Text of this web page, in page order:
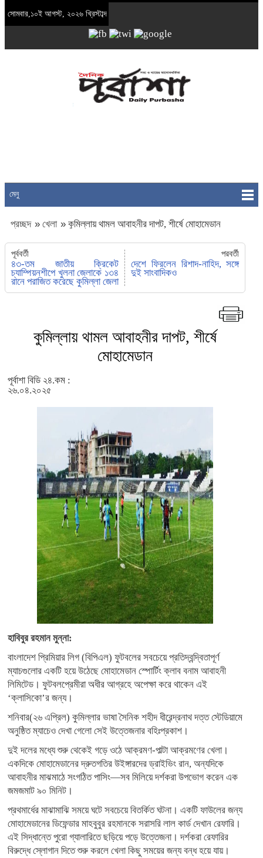
সোমবার,১০ই আগস্ট, ২০২৬ খ্রিস্টাব্দ
মেনু
প্রচ্ছদ » খেলা » কুমিল্লায় থামল আবাহনীর দাপট, শীর্ষে মোহামেডান
পূর্ববর্তী
৪৩-তম জাতীয় ক্রিকেট
চ্যাম্পিয়নশীপে খুলনা জেলাকে ১৩৪
রানে পরাজিত করেছে কুমিল্লা জেলা
পরবর্তী
দেশে ফিরলেন রিশাদ-নাহিদ, সঙ্গে
দুই সাংবাদিকও
কুমিল্লায় থামল আবাহনীর দাপট, শীর্ষে
মোহামেডান
পূর্বাশা বিডি ২৪.কম :
২৬.০৪.২০২৫
হাবিবুর রহমান মুন্না:
বাংলাদেশ প্রিমিয়ার লিগ (বিপিএল) ফুটবলের সবচেয়ে প্রতিদ্বন্দ্বিতাপূর্ণ
ম্যাচগুলোর একটি হয়ে উঠেছে মোহামেডান স্পোর্টিং ক্লাব বনাম আবাহনী
লিমিটেড। ফুটবলপ্রেমীরা অধীর আগ্রহে অপেক্ষা করে থাকেন এই
‘ক্লাসিকো’র জন্য।
শনিবার(২৬ এপ্রিল) কুমিল্লার ভাষা সৈনিক শহীদ ধীরেন্দ্রনাথ দত্ত স্টেডিয়ামে
অনুষ্ঠিত ম্যাচেও দেখা গেলো সেই উত্তেজনার বহিঃপ্রকাশ।
দুই দলের মধ্যে শুরু থেকেই গড়ে ওঠে আক্রমণ-পাল্টা আক্রমণের খেলা।
একদিকে মোহামেডানের দ্রুতগতির উইঙ্গারদের ড্রাইভিং রান, অন্যদিকে
আবাহনীর মাঝমাঠে সংগঠিত পাসিং—সব মিলিয়ে দর্শকরা উপভোগ করেন এক
জমজমাট ৯০ মিনিট।
প্রথমার্ধের মাঝামাঝি সময়ে ঘটে সবচেয়ে বিতর্কিত ঘটনা। একটি ফাউলের জন্য
মোহামেডানের ডিফেন্ডার মাহবুবুর রহমানকে সরাসরি লাল কার্ড দেখান রেফারি।
এই সিদ্ধান্তে পুরো গ্যালারিতে ছড়িয়ে পড়ে উত্তেজনা। দর্শকরা রেফারির
বিরুদ্ধে স্লোগান দিতে শুরু করলে খেলা কিছু সময়ের জন্য বন্ধ হয়ে যায়।